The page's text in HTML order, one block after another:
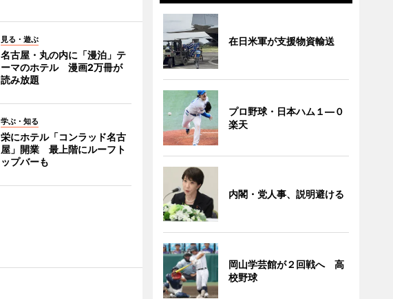
見る・遊ぶ
名古屋・丸の内に「漫泊」テ
ーマのホテル 漫画2万冊が
読み放題
学ぶ・知る
栄にホテル「コンラッド名古
屋」開業 最上階にルーフト
ップバーも
在日米軍が支援物資輸送
プロ野球・日本ハム１―０
楽天
内閣・党人事、説明避ける
岡山学芸館が２回戦へ 高
校野球